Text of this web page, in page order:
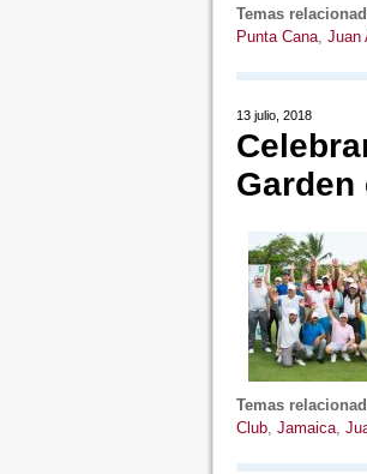
Temas
Punta Cana, Juan
13 julio, 2018
Garden
Temas
Club, Jamaica,